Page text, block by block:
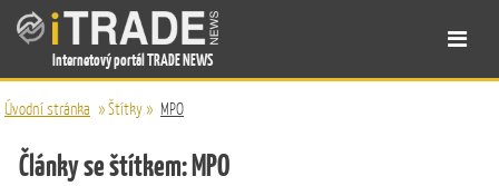
Internetový portál TRADE NEWS
Úvodní stránka »Štítky» MPO
Články se štítkem: MPO